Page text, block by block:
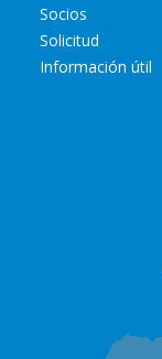
Socios
Solicitud
Información útil